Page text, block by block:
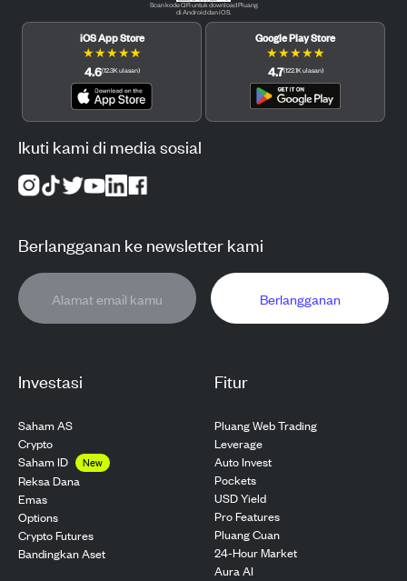
Investasi
Saham AS
Crypto
Saham ID
New
Reksa Dana
Emas
Options
Crypto Futures
Bandingkan Aset
Fitur
Pluang Web Trading
Leverage
Auto Invest
Pockets
USD Yield
Pro Features
Pluang Cuan
24-Hour Market
Aura AI
Scan kode QR untuk download Pluang
di Android dan iOS.
iOS App Store
★★★★★
4.6(12.3K ulasan)
Google Play Store
★★★★★
4.7(122.1K ulasan)
Ikuti kami di media sosial
Berlangganan ke newsletter kami
Berlangganan